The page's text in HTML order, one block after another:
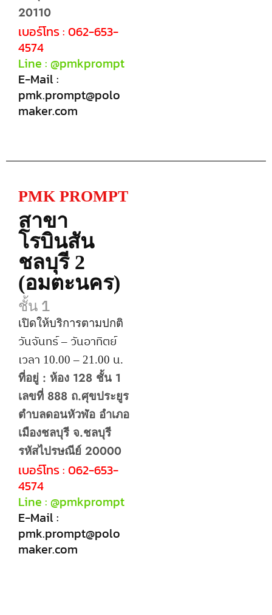
20110
เบอร์โทร : 062-653-
4574
Line : @pmkprompt
E-Mail :
pmk.prompt@polo
maker.com
PMK PROMPT
สาขา
โรบินสัน
ชลบุรี 2
(อมตะนคร)
ชั้น 1
เปิดให้บริการตามปกติ
วันจันทร์ – วันอาทิตย์
เวลา 10.00 – 21.00 น.
ที่อยู่ : ห้อง 128 ชั้น 1
เลขที่ 888 ถ.ศุขประยูร
ตำบลดอนหัวฬ่อ อำเภอ
เมืองชลบุรี จ.ชลบุรี
รหัสไปรษณีย์ 20000
เบอร์โทร : 062-653-
4574
Line : @pmkprompt
E-Mail :
pmk.prompt@polo
maker.com